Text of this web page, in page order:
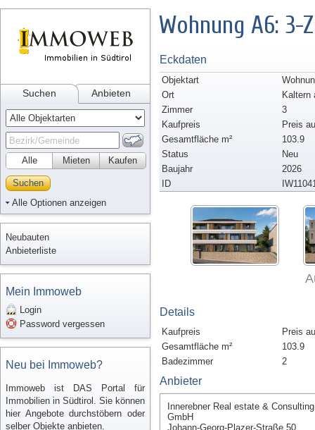
Suchen Anbieten
Alle Kaufen
Mieten
Suchen
Alle Optionen anzeigen
Neubauten
Anbieterliste
Mein Immoweb
Login
Password vergessen
Neu bei Immoweb?
Immoweb ist DAS Portal für
Immobilien in Südtirol. Sie können
hier Angebote durchstöbern oder
selber Objekte anbieten.
Wohnung A6: 3-
Eckdaten
Objektart
Ort
Kaltern
Zimmer
3
Kaufpreis
Preis
Gesamtfläche m²
103.9
Status
Neu
Baujahr
2026
ID
Details
Kaufpreis
Preis
Gesamtfläche m²
103.9
Badezimmer
2
Anbieter
Innerebner Real estate & Consulting
GmbH
Johann-Georg-Plazer-Straße 50